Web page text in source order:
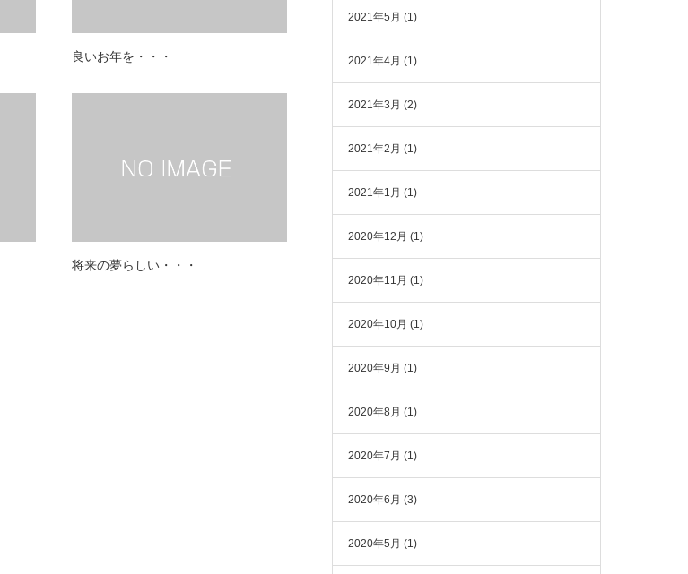
良いお年を・・・
将来の夢らしい・・・
2021年5月 (1)
2021年4月 (1)
2021年3月 (2)
2021年2月 (1)
2021年1月 (1)
2020年12月 (1)
2020年11月 (1)
2020年10月 (1)
2020年9月 (1)
2020年8月 (1)
2020年7月 (1)
2020年6月 (3)
2020年5月 (1)